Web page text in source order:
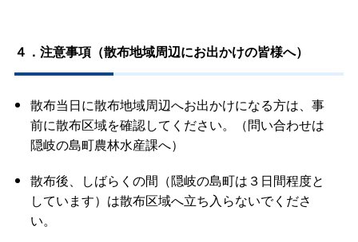
４．注意事項（散布地域周辺にお出かけの皆様へ）
散布当日に散布地域周辺へお出かけになる方は、事
前に散布区域を確認してください。（問い合わせは
隠岐の島町農林水産課へ）
散布後、しばらくの間（隠岐の島町は３日間程度と
しています）は散布区域へ立ち入らないでくださ
い。